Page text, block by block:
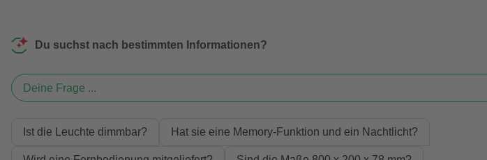
Du suchst nach bestimmten Informationen?
Deine Frage ...
Ist die Leuchte dimmbar? Hat sie eine Memory-Funktion und ein Nachtlicht?